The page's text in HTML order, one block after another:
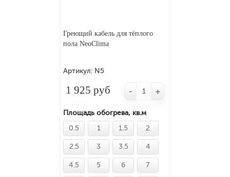
Греющий кабель для тёплого
пола NeoClima
Артикул: N5
1 925 руб
Площадь обогрева, кв.м
0.5
1 1.5 2
2.5 3 3.5 4
4.5 5 6 7
- +